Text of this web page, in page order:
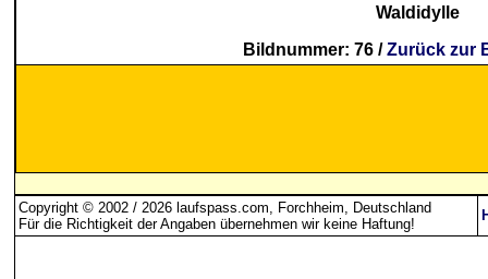
Waldidylle
Bildnummer: 76 /Zurück zur
Copyright © 2002 / 2026 laufspass.com, Forchheim, Deutschland
Für die Richtigkeit der Angaben übernehmen wir keine Haftung!